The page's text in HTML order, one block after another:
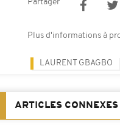
Partager
Plus d'informations à
LAURENT GBAGBO
ARTICLES CONNEXES